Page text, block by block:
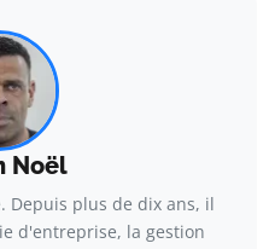
Noël
Depuis plus de dix ans, il
d'entreprise, la gestion